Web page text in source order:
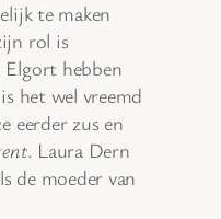
te maken
rol is
Elgort hebben
het wel vreemd
eerder zus en
. Laura Dern
de moeder van